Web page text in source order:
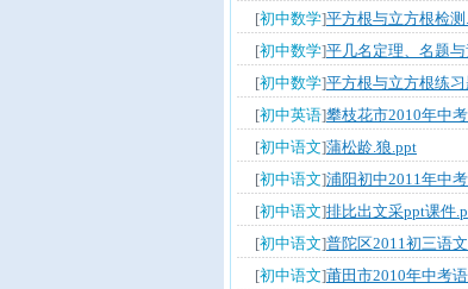
[初中数学]平方根与立方根检测
[初中数学]平几名定理、名题
[初中数学]平方根与立方根练习
[初中英语]攀枝花市2010年中
[初中语文]蒲松龄.狼.ppt
[初中语文]浦阳初中2011年中
[初中语文]排比出文采ppt课件
[初中语文]普陀区2011初三语
[初中语文]莆田市2010年中考